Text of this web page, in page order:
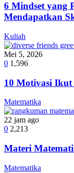
6 Mindset yang
Mendapatkan
Kuliah
Mei 5, 2026
0 1,596
10 Motivasi
Matematika
22 jam ago
0 2,213
Materi
Matematika